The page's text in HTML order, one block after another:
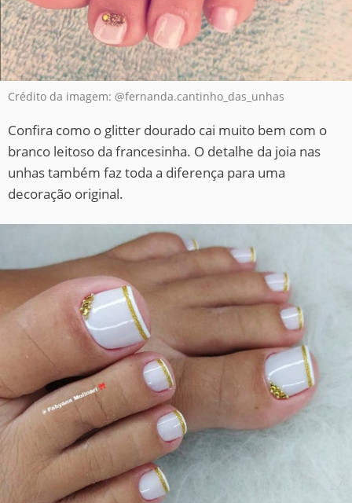
Crédito da imagem: @fernanda.cantinho_das_unhas
Confira como o glitter dourado cai muito bem com o
branco leitoso da francesinha. O detalhe da joia nas
unhas também faz toda a diferença para uma
decoração original.